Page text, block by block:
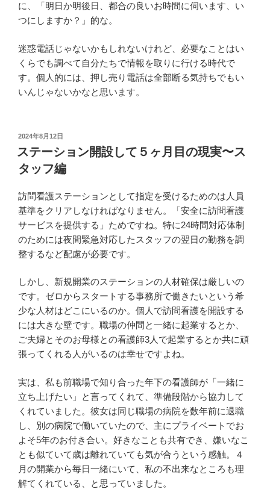
に、「明日か明後日、都合の良いお時間に伺います、い
つにしますか？」的な。
迷惑電話じゃないかもしれないけれど、必要なことはい
くらでも調べて自分たちで情報を取りに行ける時代で
す。個人的には、押し売り電話は全部断る気持ちでもい
いんじゃないかなと思います。
投
稿
日:
2024年8月12日
ステーション開設して５ヶ月目の現実〜ス
タッフ編
訪問看護ステーションとして指定を受けるためのは人員
基準をクリアしなければなりません。「安全に訪問看護
サービスを提供する」ためですね。特に24時間対応体制
のためには夜間緊急対応したスタッフの翌日の勤務を調
整するなど配慮が必要です。
しかし、新規開業のステーションの人材確保は厳しいの
です。ゼロからスタートする事務所で働きたいという希
少な人材はどこにいるのか。個人で訪問看護を開設する
には大きな壁です。職場の仲間と一緒に起業するとか、
ご夫婦とそのお母様との看護師3人で起業するとか共に頑
張ってくれる人がいるのは幸せですよね。
実は、私も前職場で知り合った年下の看護師が「一緒に
立ち上げたい」と言ってくれて、準備段階から協力して
くれていました。彼女は同じ職場の病院を数年前に退職
し、別の病院で働いていたので、主にプライベートでお
よそ5年のお付き合い。好きなことも共有でき、嫌いなこ
とも似ていて歳は離れていても気が合うという感触。４
月の開業から毎日一緒にいて、私の不出来なところも理
解てくれている、と思っていました。